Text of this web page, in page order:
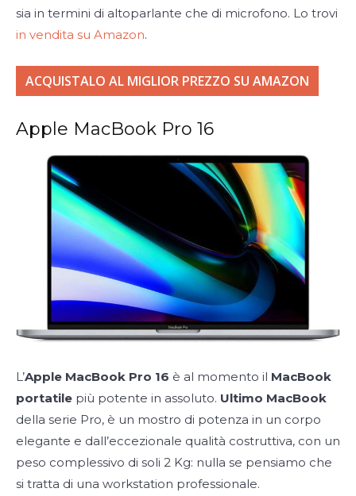
sia in termini di altoparlante che di microfono. Lo trovi
in vendita su Amazon.
ACQUISTALO AL MIGLIOR PREZZO SU AMAZON
Apple MacBook Pro 16
L’Apple MacBook Pro 16 è al momento il MacBook
portatile più potente in assoluto. Ultimo MacBook
della serie Pro, è un mostro di potenza in un corpo
elegante e dall’eccezionale qualità costruttiva, con un
peso complessivo di soli 2 Kg: nulla se pensiamo che
si tratta di una workstation professionale.